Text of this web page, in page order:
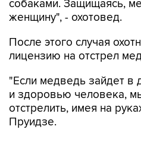
После этого случая
"Если медведь зайдет в
отстрелить, имея на
Пруидзе.
По его словам, на